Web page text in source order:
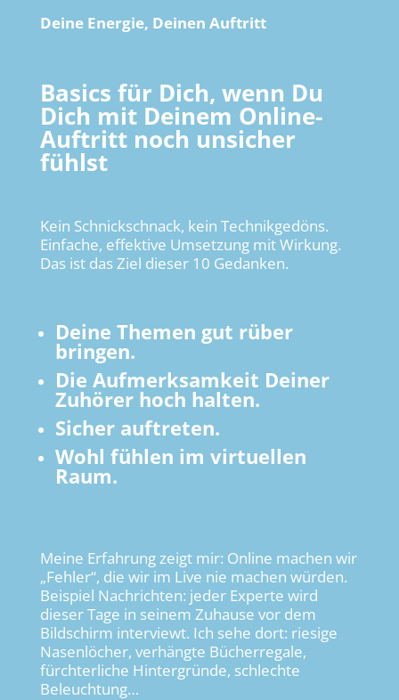
Deine Energie, Deinen Auftritt
Basics für Dich, wenn Du
Dich mit Deinem Online-
Auftritt noch unsicher
fühlst
Kein Schnickschnack, kein Technikgedöns.
Einfache, effektive Umsetzung mit Wirkung.
Das ist das Ziel dieser 10 Gedanken.
Deine Themen gut rüber
bringen.
Die Aufmerksamkeit Deiner
Zuhörer hoch halten.
Sicher auftreten.
Wohl fühlen im virtuellen
Raum.
Meine Erfahrung zeigt mir: Online machen wir
„Fehler“, die wir im Live nie machen würden.
Beispiel Nachrichten: jeder Experte wird
dieser Tage in seinem Zuhause vor dem
Bildschirm interviewt. Ich sehe dort: riesige
Nasenlöcher, verhängte Bücherregale,
fürchterliche Hintergründe, schlechte
Beleuchtung…